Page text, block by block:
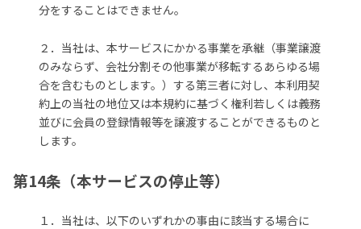
分をすることはできません。
２．当社は、本サービスにかかる事業を承継（事業譲渡
のみならず、会社分割その他事業が移転するあらゆる場
合を含むものとします。）する第三者に対し、本利用契
約上の当社の地位又は本規約に基づく権利若しくは義務
並びに会員の登録情報等を譲渡することができるものと
します。
第14条（本サービスの停止等）
１．当社は、以下のいずれかの事由に該当する場合に